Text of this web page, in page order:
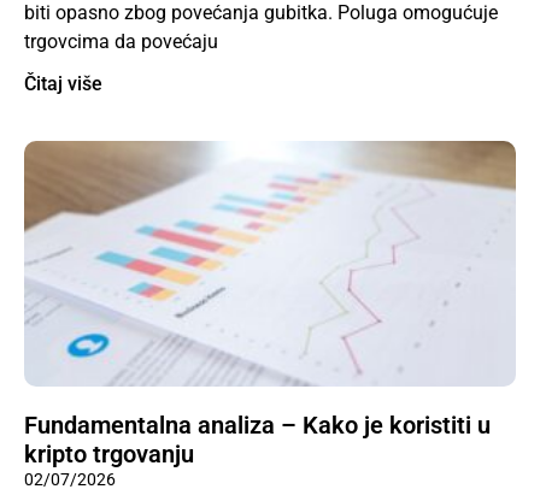
biti opasno zbog povećanja gubitka. Poluga omogućuje
trgovcima da povećaju
Čitaj više
Fundamentalna analiza – Kako je koristiti u
kripto trgovanju
02/07/2026